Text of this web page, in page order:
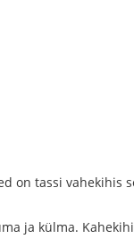
on tassi
ja külma.